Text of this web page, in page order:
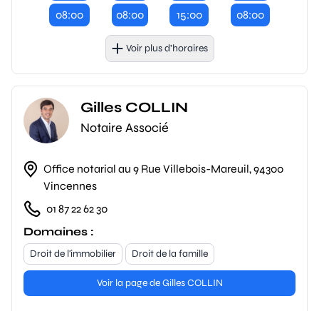
08:00
08:00
15:00
08:00
Voir plus d’horaires
Gilles COLLIN
Notaire Associé
Office notarial au 9 Rue Villebois-Mareuil, 94300
Vincennes
01 87 22 62 30
Domaines :
Droit de l'immobilier Droit de la famille
Voir la page de Gilles COLLIN